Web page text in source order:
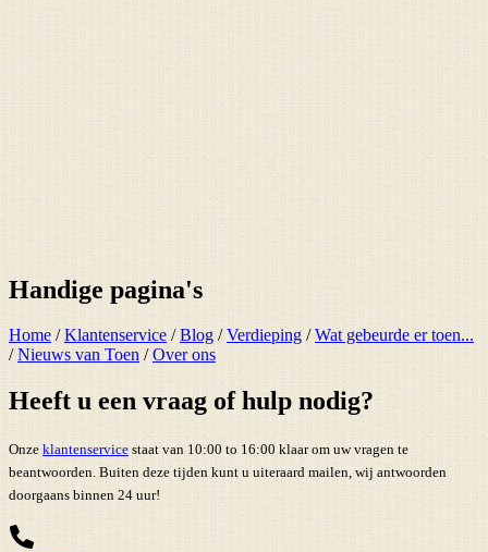
Handige pagina's
Home /Klantenservice /Blog /Verdieping /Wat gebeurde er toen...
/Nieuws van Toen /Over ons
Heeft u een vraag of hulp nodig?
Onze klantenservice staat van 10:00 to 16:00 klaar om uw vragen te
beantwoorden. Buiten deze tijden kunt u uiteraard mailen, wij antwoorden
doorgaans binnen 24 uur!